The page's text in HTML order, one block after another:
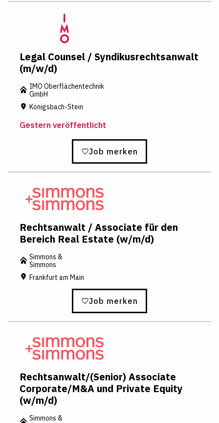
Legal Counsel / Syndikusrechtsanwalt
(m/w/d)
IMO Oberflächentechnik
GmbH
Königsbach-Stein
Gestern veröffentlicht
Job merken
Rechtsanwalt / Associate für den
Bereich Real Estate (w/m/d)
Simmons &
Simmons
Frankfurt am Main
Job merken
Rechtsanwalt/(Senior) Associate
Corporate/M&A und Private Equity
(w/m/d)
Simmons &